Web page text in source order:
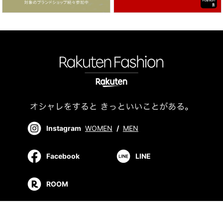
Instagram WOMEN / MEN
Facebook LINE
ROOM